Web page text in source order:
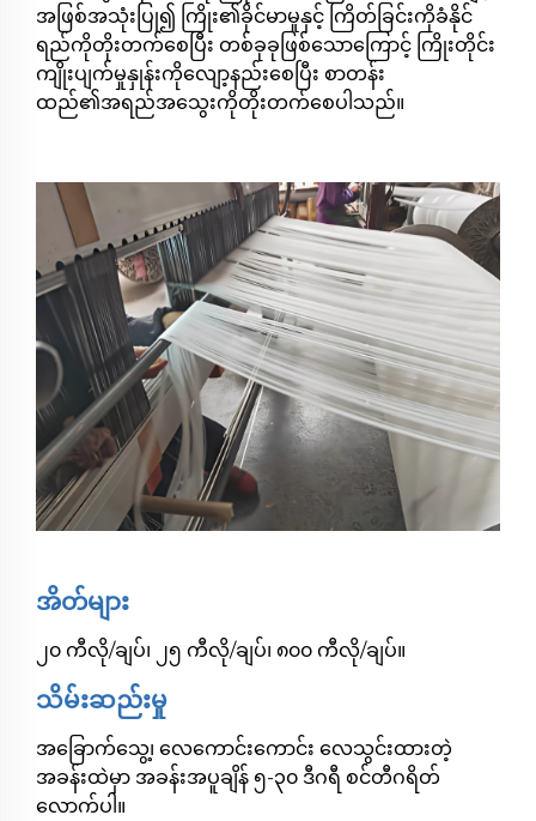
အဖြစ်အသုံးပြု၍ ကြိုး၏ခိုင်မာမှုနှင့် ကြိတ်ခြင်းကိုခံနိုင်
ရည်ကိုတိုးတက်စေပြီး တစ်ခုခုဖြစ်သောကြောင့် ကြိုးတိုင်း
ကျိုးပျက်မှုနှုန်းကိုလျော့နည်းစေပြီး စာတန်း
ထည်၏အရည်အသွေးကိုတိုးတက်စေပါသည်။
အိတ်များ
၂၀ ကီလို/ချပ်၊ ၂၅ ကီလို/ချပ်၊ ၈၀၀ ကီလို/ချပ်။
သိမ်းဆည်းမှု
အခြောက်သွေ့၊ လေကောင်းကောင်း လေသွင်းထားတဲ့
အခန်းထဲမှာ အခန်းအပူချိန် ၅-၃၀ ဒီဂရီ စင်တီဂရိတ်
လောက်ပါ။